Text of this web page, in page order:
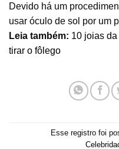
Devido há um
usar óculo de sol por um
Leia também: 10 joias
tirar o fôlego
Esse registro foi